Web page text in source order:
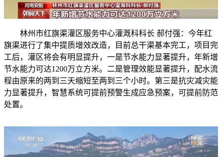
林州市红旗渠灌区服务中心灌溉科科长 郝付强：今年红
旗渠进行了集中提质增效改造，目前总干渠基本完工，项目完
工后，灌区将会有明显提升，一是节水能力显著提升，年新增
节水能力可达1200万立方米。二是管理效能显著提升，配水流
程由原来的两到三天缩短至两到三个小时。第三是抗灾减灾能
力显著提升，智慧系统可提前预警生成应急预案，可提前防范
处置。